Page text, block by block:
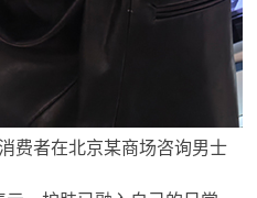
费者在北京某商场咨询男士